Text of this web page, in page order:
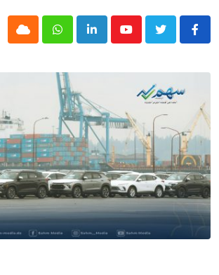
Youtube
LinkedIn
Whatsapp
Cloud